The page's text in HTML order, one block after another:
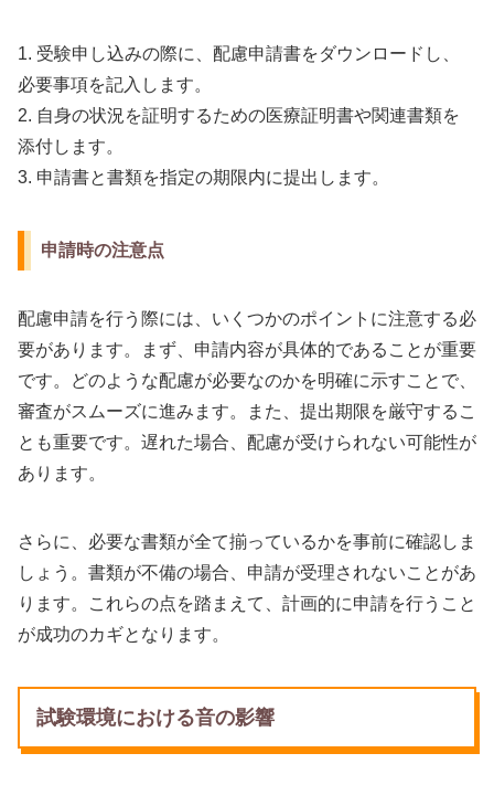
1. 受験申し込みの際に、配慮申請書をダウンロードし、
必要事項を記入します。
2. 自身の状況を証明するための医療証明書や関連書類を
添付します。
3. 申請書と書類を指定の期限内に提出します。
申請時の注意点
配慮申請を行う際には、いくつかのポイントに注意する必
要があります。まず、申請内容が具体的であることが重要
です。どのような配慮が必要なのかを明確に示すことで、
審査がスムーズに進みます。また、提出期限を厳守するこ
とも重要です。遅れた場合、配慮が受けられない可能性が
あります。
さらに、必要な書類が全て揃っているかを事前に確認しま
しょう。書類が不備の場合、申請が受理されないことがあ
ります。これらの点を踏まえて、計画的に申請を行うこと
が成功のカギとなります。
試験環境における音の影響